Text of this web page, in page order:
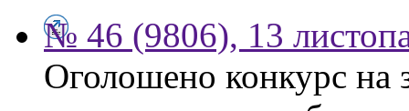
№ 46 (9806), 13
Оголошено конкурс на